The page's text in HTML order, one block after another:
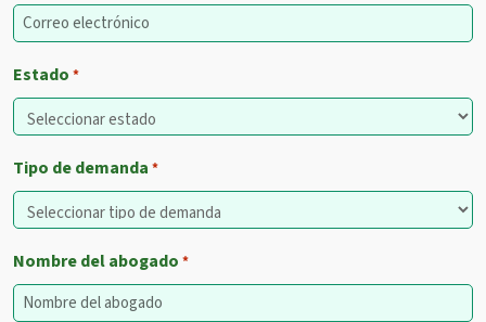
Estado *
Tipo de demanda *
Nombre del abogado *